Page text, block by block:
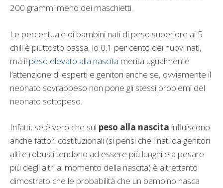
200 grammi meno dei maschietti.
Le percentuale di bambini nati di peso superiore ai 5
chili è piuttosto bassa, lo 0.1 per cento dei nuovi nati,
ma il peso elevato alla nascita merita ugualmente
l’attenzione di esperti e genitori anche se, ovviamente il
neonato sovrappeso non pone gli stessi problemi del
neonato sottopeso.
Infatti, se è vero che sul peso alla nascita influiscono
anche fattori costituzionali (si pensi che i nati da genitori
alti e robusti tendono ad essere più lunghi e a pesare
più degli altri al momento della nascita) è altrettanto
dimostrato che le probabilità che un bambino nasca